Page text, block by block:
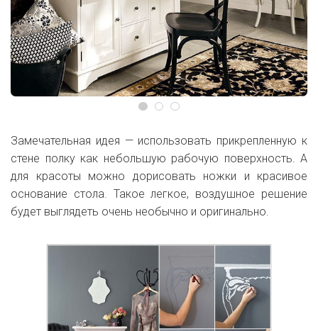
Замечательная идея — использовать прикрепленную к
стене полку как небольшую рабочую поверхность. А
для красоты можно дорисовать ножки и красивое
основание стола. Такое легкое, воздушное решение
будет выглядеть очень необычно и оригинально.